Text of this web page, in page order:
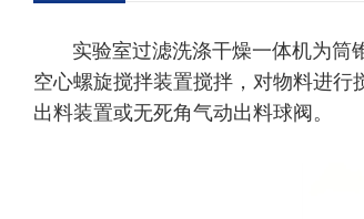
实验室过滤洗涤干燥一体机为筒锥
空心螺旋搅拌装置搅拌，对物料进
出料装置或无死角气动出料球阀。